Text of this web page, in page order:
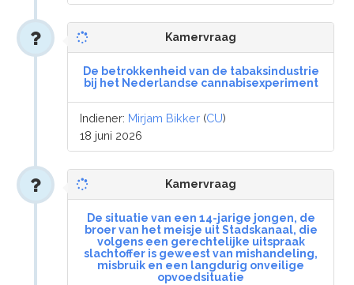
Kamervraag
De betrokkenheid van de tabaksindustrie
bij het Nederlandse cannabisexperiment
Indiener: Mirjam Bikker (CU)
18 juni 2026
Kamervraag
De situatie van een 14-jarige jongen, de
broer van het meisje uit Stadskanaal, die
volgens een gerechtelijke uitspraak
slachtoffer is geweest van mishandeling,
misbruik en een langdurig onveilige
opvoedsituatie